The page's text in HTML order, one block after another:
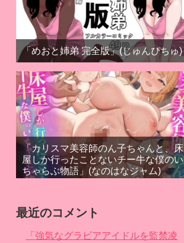
「めおと姉弟 完全版」(じゅんぴちゅ)
「カリスマ美容師のん子ちゃんと、床
屋しか行ったことないチー牛な僕のい
ちゃらぶ物語」(なのはなジャム)
最近のコメント
「強気なグラビアアイドルを監禁凌